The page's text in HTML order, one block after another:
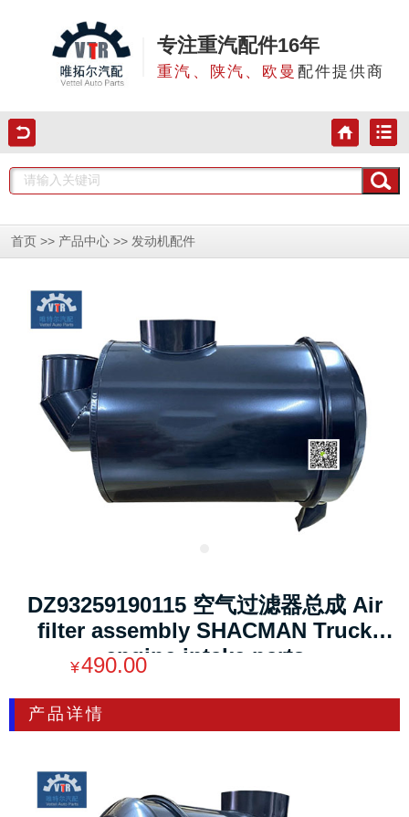
专注重汽配件16年
重汽、陕汽、欧曼 配件提供商
首页 >> 产品中心 >> 发动机配件
DZ93259190115 空气过滤器总成 Air
filter assembly SHACMAN Truck
engine intake parts
¥490.00
产品详情